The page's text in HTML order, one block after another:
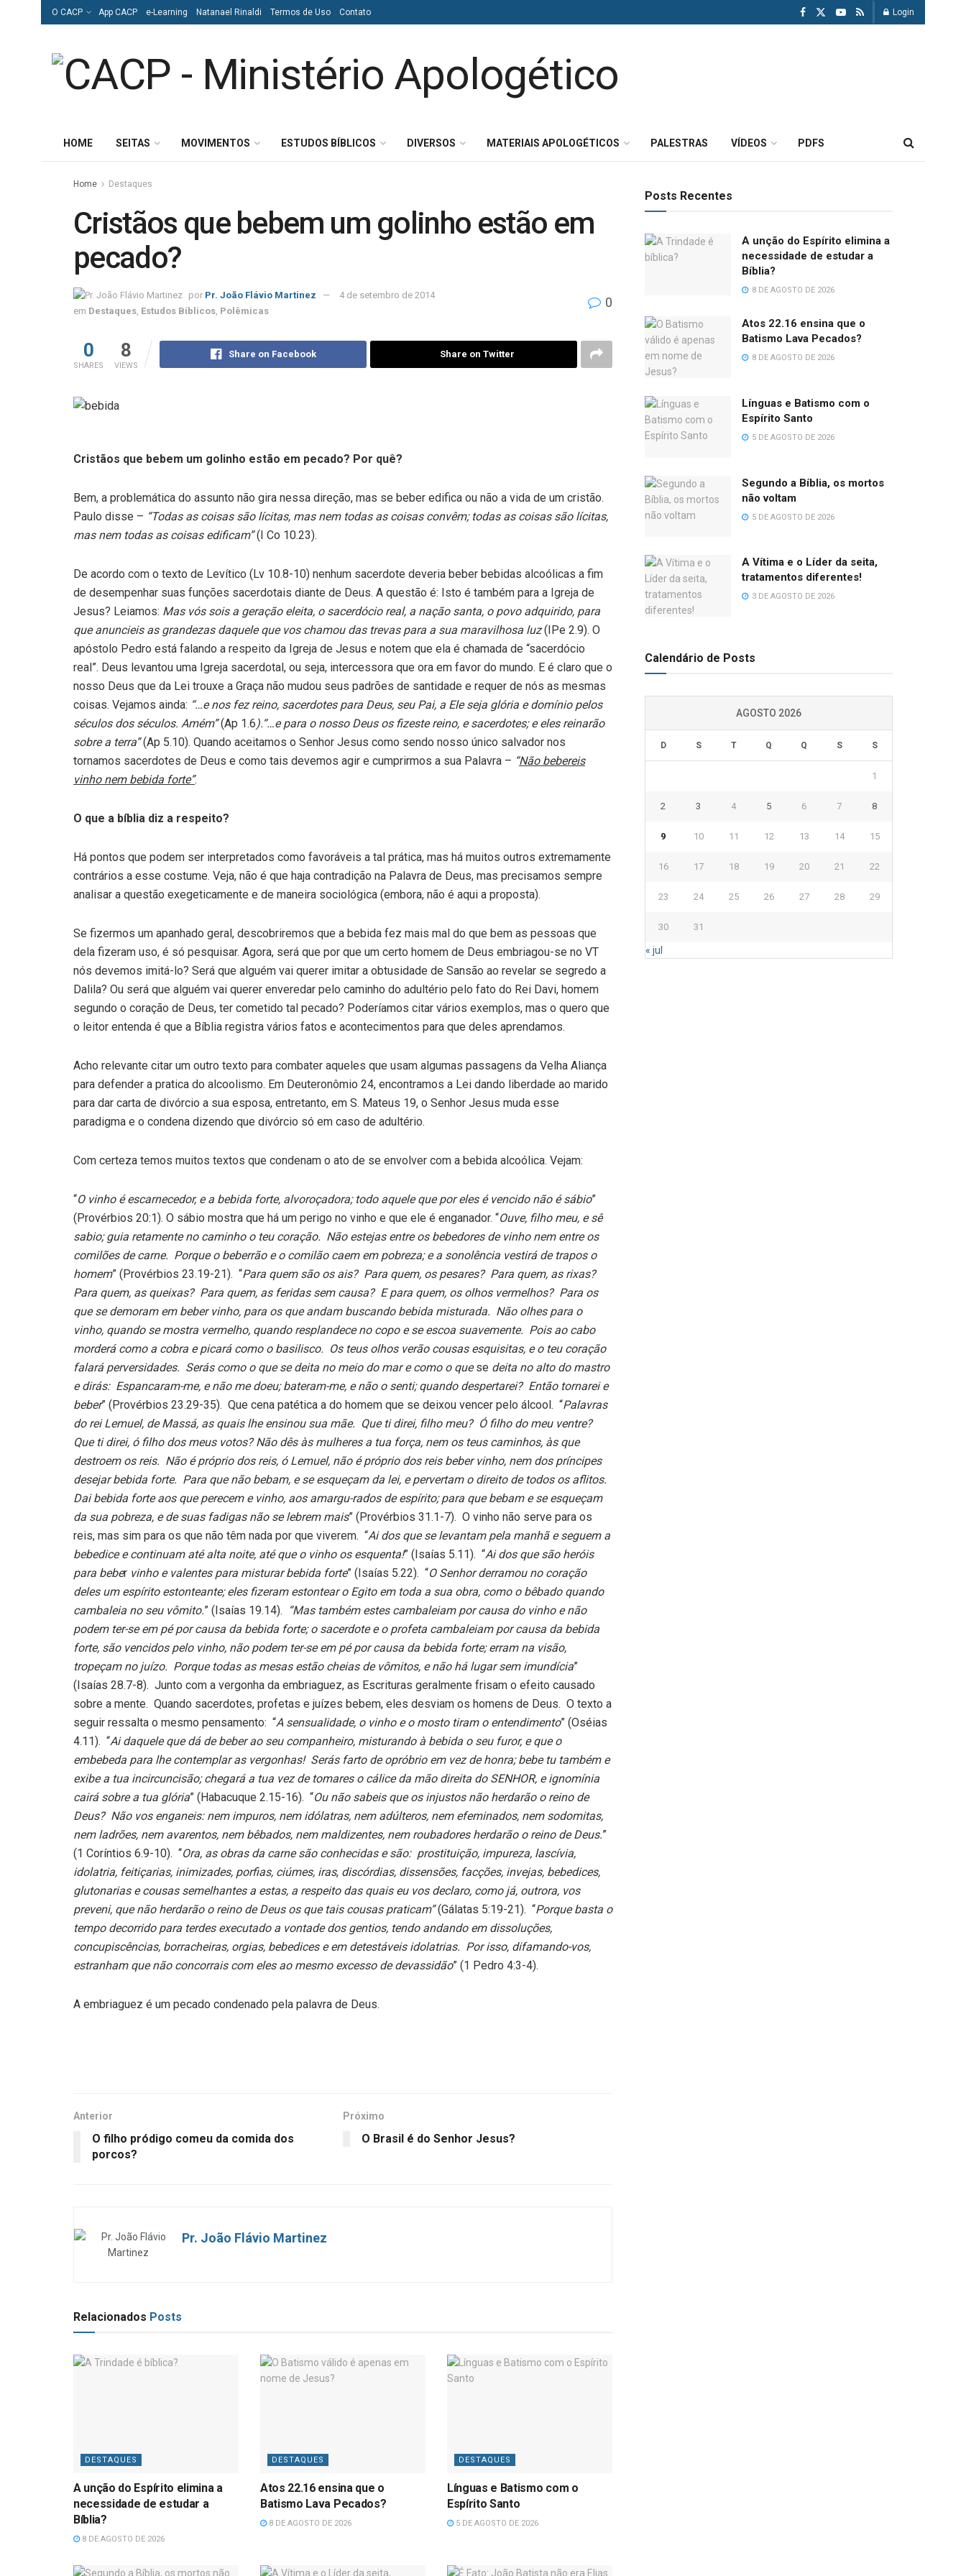
O CACP App CACP e-Learning Natanael Rinaldi Termos de Uso Contato Login
HOME SEITAS MOVIMENTOS ESTUDOS BÍBLICOS DIVERSOS MATERIAIS APOLOGÉTICOS PALESTRAS VÍDEOS PDFS
Home Destaques
Cristãos que bebem um golinho estão em
pecado?
por Pr. João Flávio Martinez
4 de setembro de 2014
em Destaques, Estudos Bíblicos, Polêmicas
0
0
SHARES
8
VIEWS
Share on Facebook Share on Twitter
Cristãos que bebem um golinho estão em pecado? Por quê?
Bem, a problemática do assunto não gira nessa direção, mas se beber edifica ou não a vida de um cristão.
Paulo disse – “Todas as coisas são lícitas, mas nem todas as coisas convêm; todas as coisas são lícitas,
mas nem todas as coisas edificam”(I Co 10.23).
De acordo com o texto de Levítico (Lv 10.8-10) nenhum sacerdote deveria beber bebidas alcoólicas a fim
de desempenhar suas funções sacerdotais diante de Deus. A questão é: Isto é também para a Igreja de
Jesus? Leiamos: Mas vós sois a geração eleita, o sacerdócio real, a nação santa, o povo adquirido, para
que anuncieis as grandezas daquele que vos chamou das trevas para a sua maravilhosa luz(IPe 2.9). O
apóstolo Pedro está falando a respeito da Igreja de Jesus e notem que ela é chamada de “sacerdócio
real”. Deus levantou uma Igreja sacerdotal, ou seja, intercessora que ora em favor do mundo. E é claro que o
nosso Deus que da Lei trouxe a Graça não mudou seus padrões de santidade e requer de nós as mesmas
coisas. Vejamos ainda: “…e nos fez reino, sacerdotes para Deus, seu Pai, a Ele seja glória e domínio pelos
séculos dos séculos. Amém”(Ap 1.6).“…e para o nosso Deus os fizeste reino, e sacerdotes; e eles reinarão
sobre a terra”(Ap 5.10). Quando aceitamos o Senhor Jesus como sendo nosso único salvador nos
tornamos sacerdotes de Deus e como tais devemos agir e cumprirmos a sua Palavra – “Não bebereis
vinho nem bebida forte”.
O que a bíblia diz a respeito?
Há pontos que podem ser interpretados como favoráveis a tal prática, mas há muitos outros extremamente
contrários a esse costume. Veja, não é que haja contradição na Palavra de Deus, mas precisamos sempre
analisar a questão exegeticamente e de maneira sociológica (embora, não é aqui a proposta).
Se fizermos um apanhado geral, descobriremos que a bebida fez mais mal do que bem as pessoas que
dela fizeram uso, é só pesquisar. Agora, será que por que um certo homem de Deus embriagou-se no VT
nós devemos imitá-lo? Será que alguém vai querer imitar a obtusidade de Sansão ao revelar se segredo a
Dalila? Ou será que alguém vai querer enveredar pelo caminho do adultério pelo fato do Rei Davi, homem
segundo o coração de Deus, ter cometido tal pecado? Poderíamos citar vários exemplos, mas o quero que
o leitor entenda é que a Bíblia registra vários fatos e acontecimentos para que deles aprendamos.
Acho relevante citar um outro texto para combater aqueles que usam algumas passagens da Velha Aliança
para defender a pratica do alcoolismo. Em Deuteronômio 24, encontramos a Lei dando liberdade ao marido
para dar carta de divórcio a sua esposa, entretanto, em S. Mateus 19, o Senhor Jesus muda esse
paradigma e o condena dizendo que divórcio só em caso de adultério.
Com certeza temos muitos textos que condenam o ato de se envolver com a bebida alcoólica. Vejam:
“O vinho é escarnecedor, e a bebida forte, alvoroçadora; todo aquele que por eles é vencido não é sábio”
(Provérbios 20:1). O sábio mostra que há um perigo no vinho e que ele é enganador. “Ouve, filho meu, e sê
sabio; guia retamente no caminho o teu coração. Não estejas entre os bebedores de vinho nem entre os
comilões de carne. Porque o beberrão e o comilão caem em pobreza; e a sonolência vestirá de trapos o
homem” (Provérbios 23.19-21). “Para quem são os ais? Para quem, os pesares? Para quem, as rixas?
Para quem, as queixas? Para quem, as feridas sem causa? E para quem, os olhos vermelhos? Para os
que se demoram em beber vinho, para os que andam buscando bebida misturada. Não olhes para o
vinho, quando se mostra vermelho, quando resplandece no copo e se escoa suavemente. Pois ao cabo
morderá como a cobra e picará como o basilisco. Os teus olhos verão cousas esquisitas, e o teu coração
falará perversidades. Serás como o que se deita no meio do mar e como o quese deita no alto do mastro
e dirás: Espancaram-me, e não me doeu; bateram-me, e não o senti; quando despertarei? Então tornarei e
beber” (Provérbios 23.29-35). Que cena patética a do homem que se deixou vencer pelo álcool. “Palavras
do rei Lemuel, de Massá, as quais lhe ensinou sua mãe. Que ti direi, filho meu? Ó filho do meu ventre?
Que ti direi, ó filho dos meus votos? Não dês às mulheres a tua força, nem os teus caminhos, às que
destroem os reis. Não é próprio dos reis, ó Lemuel, não é próprio dos reis beber vinho, nem dos príncipes
desejar bebida forte. Para que não bebam, e se esqueçam da lei, e pervertam o direito de todos os aflitos.
Dai bebida forte aos que perecem e vinho, aos amargu-rados de espírito; para que bebam e se esqueçam
da sua pobreza, e de suas fadigas não se lebrem mais” (Provérbios 31.1-7). O vinho não serve para os
reis, mas sim para os que não têm nada por que viverem. “Ai dos que se levantam pela manhã e seguem a
bebedice e continuam até alta noite, até que o vinho os esquenta!” (Isaías 5.11). “Ai dos que são heróis
para beber vinho e valentes para misturar bebida forte” (Isaías 5.22). “O Senhor derramou no coração
deles um espírito estonteante; eles fizeram estontear o Egito em toda a sua obra, como o bêbado quando
cambaleia no seu vômito.” (Isaías 19.14).
“Mas também estes cambaleiam por causa do vinho e não
podem ter-se em pé por causa da bebida forte; o sacerdote e o profeta cambaleiam por causa da bebida
forte, são vencidos pelo vinho, não podem ter-se em pé por causa da bebida forte; erram na visão,
tropeçam no juízo. Porque todas as mesas estão cheias de vômitos, e não há lugar sem imundícia”
(Isaías 28.7-8). Junto com a vergonha da embriaguez, as Escrituras geralmente frisam o efeito causado
sobre a mente. Quando sacerdotes, profetas e juízes bebem, eles desviam os homens de Deus. O texto a
seguir ressalta o mesmo pensamento: “A sensualidade, o vinho e o mosto tiram o entendimento” (Oséias
4.11). “Ai daquele que dá de beber ao seu companheiro, misturando à bebida o seu furor, e que o
embebeda para lhe contemplar as vergonhas! Serás farto de opróbrio em vez de honra; bebe tu também e
exibe a tua incircuncisão; chegará a tua vez de tomares o cálice da mão direita do SENHOR, e ignomínia
cairá sobre a tua glória” (Habacuque 2.15-16). “Ou não sabeis que os injustos não herdarão o reino de
Deus? Não vos enganeis: nem impuros, nem idólatras, nem adúlteros, nem efeminados, nem sodomitas,
nem ladrões, nem avarentos, nem bêbados, nem maldizentes, nem roubadores herdarão o reino de Deus.”
(1 Coríntios 6.9-10). “Ora, as obras da carne são conhecidas e são: prostituição, impureza, lascívia,
idolatria, feitiçarias, inimizades, porfias, ciúmes, iras, discórdias, dissensões, facções, invejas, bebedices,
glutonarias e cousas semelhantes a estas, a respeito das quais eu vos declaro, como já, outrora, vos
preveni, que não herdarão o reino de Deus os que tais cousas praticam”(Gálatas 5:19-21). “Porque basta o
tempo decorrido para terdes executado a vontade dos gentios, tendo andando em dissoluções,
concupiscências, borracheiras, orgias, bebedices e em detestáveis idolatrias. Por isso, difamando-vos,
estranham que não concorrais com eles ao mesmo excesso de devassidão” (1 Pedro 4:3-4).
A embriaguez é um pecado condenado pela palavra de Deus.
Anterior
O filho pródigo comeu da comida dos
porcos?
Próximo
O Brasil é do Senhor Jesus?
Pr. João Flávio Martinez
Relacionados Posts
DESTAQUES
A unção do Espírito elimina a
necessidade de estudar a
Bíblia?
8 DE AGOSTO DE 2026
DESTAQUES
Atos 22.16 ensina que o
Batismo Lava Pecados?
8 DE AGOSTO DE 2026
DESTAQUES
Línguas e Batismo com o
Espírito Santo
5 DE AGOSTO DE 2026
Posts Recentes
A unção do Espírito elimina a
necessidade de estudar a
Bíblia?
8 DE AGOSTO DE 2026
Atos 22.16 ensina que o
Batismo Lava Pecados?
8 DE AGOSTO DE 2026
Línguas e Batismo com o
Espírito Santo
5 DE AGOSTO DE 2026
Segundo a Bíblia, os mortos
não voltam
5 DE AGOSTO DE 2026
A Vítima e o Líder da seita,
tratamentos diferentes!
3 DE AGOSTO DE 2026
Calendário de Posts
AGOSTO 2026
D S T Q Q S S
1
2 3 4 5 6 7 8
9 10 11 12 13 14 15
16 17 18 19 20 21 22
23 24 25 26 27 28 29
30 31
« jul